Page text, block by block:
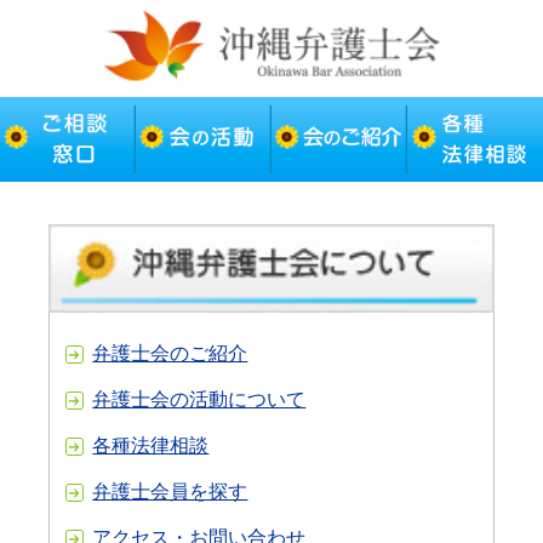
弁護士会のご紹介
弁護士会の活動について
各種法律相談
弁護士会員を探す
アクセス・お問い合わせ